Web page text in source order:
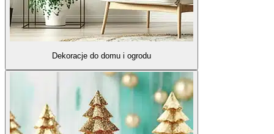
Dekoracje do domu i ogrodu